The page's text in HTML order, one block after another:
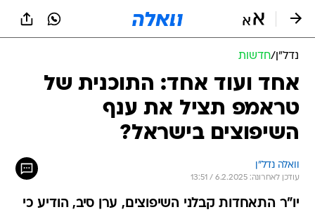
נדל״ן/חדשות
אחד ועוד אחד: התוכנית של
טראמפ תציל את ענף
השיפוצים בישראל?
וואלה נדל"ן
עודכן לאחרונה: 6.2.2025 / 13:51
יו"ר התאחדות קבלני השיפוצים, ערן סיב, הודיע כי